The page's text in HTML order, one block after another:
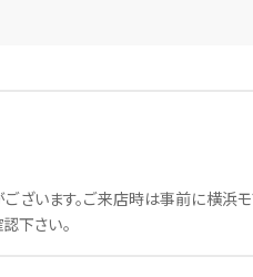
ざいます。ご来店時は事前に横浜
下さい。